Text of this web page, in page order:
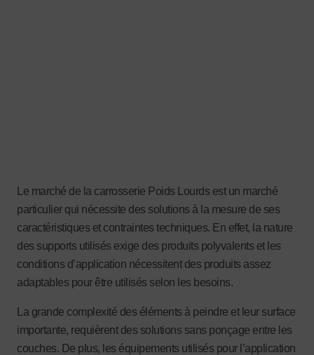
Le marché de la carrosserie Poids Lourds est un marché
particulier qui nécessite des solutions à la mesure de ses
caractéristiques et contraintes techniques. En effet, la nature
des supports utilisés exige des produits polyvalents et les
conditions d’application nécessitent des produits assez
adaptables pour être utilisés selon les besoins.
La grande complexité des éléments à peindre et leur surface
importante, requièrent des solutions sans ponçage entre les
couches. De plus, les équipements utilisés pour l’application